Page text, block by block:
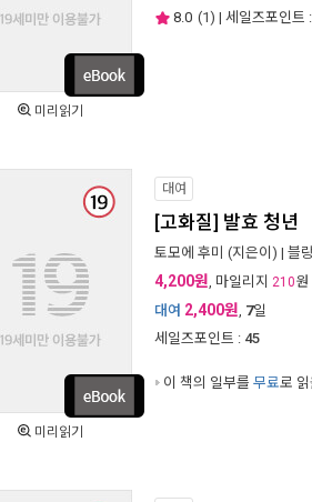
미리읽기
8.0 (1) | 세일즈포인트 :
미리읽기
대여
[고화질] 발효 청년
토모에 후미 (지은이) | 블
4,200원, 마일리지 210원
대여 2,400원, 7일
세일즈포인트 : 45
이 책의 일부를 무료로